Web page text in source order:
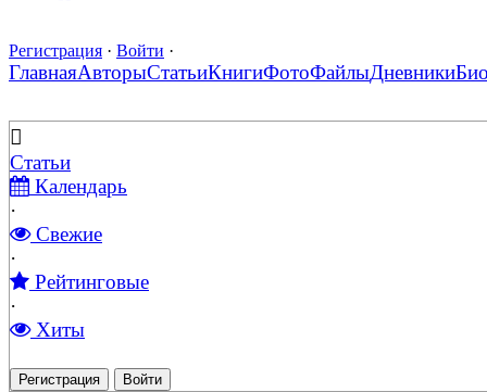
Регистрация · Войти ·
ГлавнаяАвторыСтатьиКнигиФотоФайлыДневники
Статьи
Календарь
·
Свежие
·
Рейтинговые
·
Хиты
Регистрация Войти